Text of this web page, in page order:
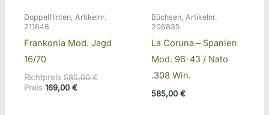
Doppelflinten, Artikelnr.
211648
Frankonia Mod. Jagd
16/70
Richtpreis 585,00€Ursprünglicher
Preis 169,00 €Aktueller
Büchsen, Artikelnr.
206835
La Coruna – Spanien
Mod. 96-43 / Nato
.308 Win.
585,00 €